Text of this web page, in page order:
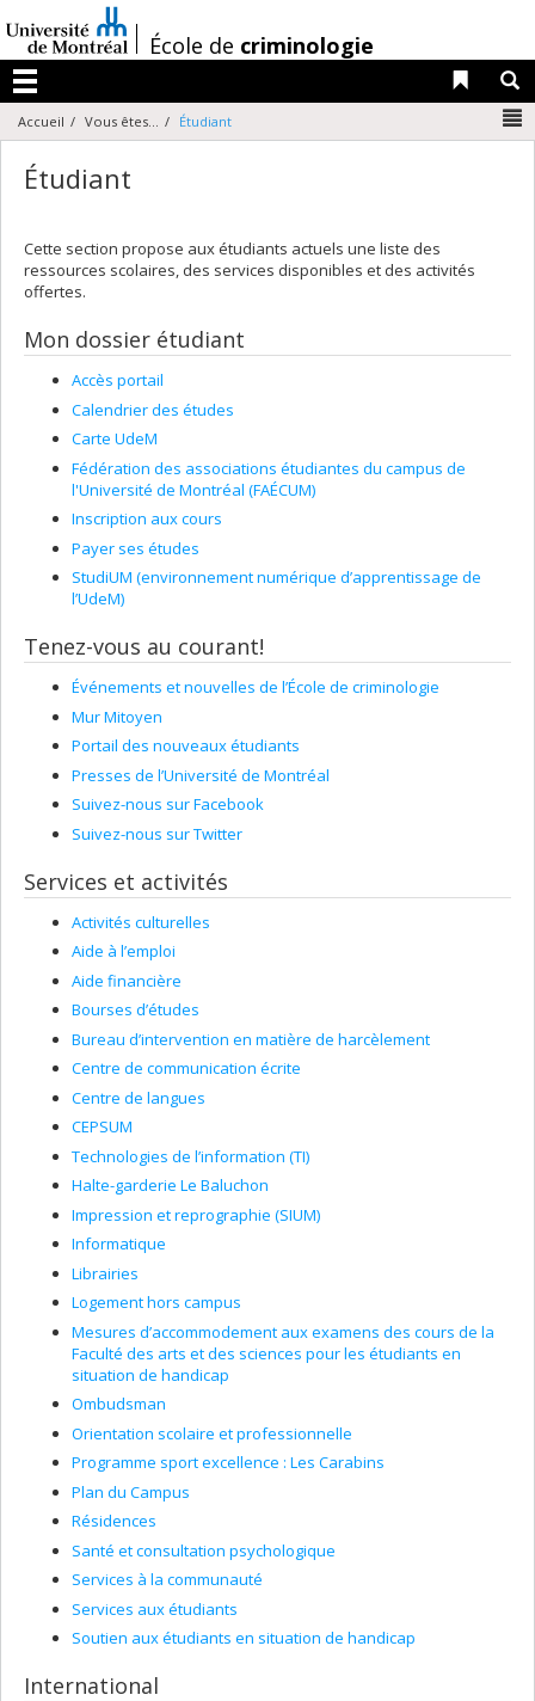
au
contenu
/École de criminologie
Menu
Liens
Accueil Vous êtes... Étudiant
Étudiant
Cette section propose aux étudiants actuels une liste des
ressources scolaires, des services disponibles et des activités
offertes.
Mon dossier étudiant
Accès portail
Calendrier des études
Carte UdeM
Fédération des associations étudiantes du campus de
l'Université de Montréal (FAÉCUM)
Inscription aux cours
Payer ses études
StudiUM (environnement numérique d’apprentissage de
l’UdeM)
Tenez-vous au courant!
Événements et nouvelles de l’École de criminologie
Mur Mitoyen
Portail des nouveaux étudiants
Presses de l’Université de Montréal
Suivez-nous sur Facebook
Suivez-nous sur Twitter
Services et activités
Activités culturelles
Aide à l’emploi
Aide financière
Bourses d’études
Bureau d’intervention en matière de harcèlement
Centre de communication écrite
Centre de langues
CEPSUM
Technologies de l’information (TI)
Halte-garderie Le Baluchon
Impression et reprographie (SIUM)
Informatique
Librairies
Logement hors campus
Mesures d’accommodement aux examens des cours de la
Faculté des arts et des sciences pour les étudiants en
situation de handicap
Ombudsman
Orientation scolaire et professionnelle
Programme sport excellence : Les Carabins
Plan du Campus
Résidences
Santé et consultation psychologique
Services à la communauté
Services aux étudiants
Soutien aux étudiants en situation de handicap
International